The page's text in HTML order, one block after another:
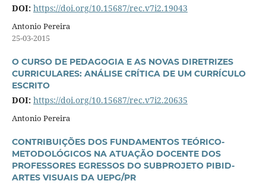
DOI: https://doi.org/10.15687/rec.v7i2.19043
Antonio Pereira
25-03-2015
O CURSO DE PEDAGOGIA E AS NOVAS DIRETRIZES
CURRICULARES: ANÁLISE CRÍTICA DE UM CURRÍCULO
ESCRITO
DOI: https://doi.org/10.15687/rec.v7i2.20635
Antonio Pereira
CONTRIBUIÇÕES DOS FUNDAMENTOS TEÓRICO-
METODOLÓGICOS NA ATUAÇÃO DOCENTE DOS
PROFESSORES EGRESSOS DO SUBPROJETO PIBID-
ARTES VISUAIS DA UEPG/PR